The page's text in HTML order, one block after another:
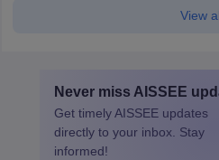
View
Never miss AISSEE
Get timelyAISSEE updates
directly to your inbox. Stay
informed!